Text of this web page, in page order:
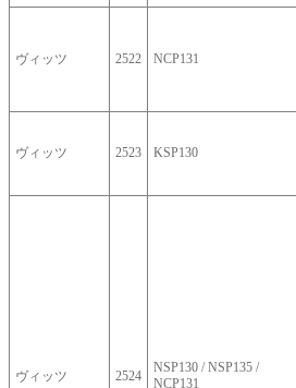
ヴィッツ 2522 NCP131
ヴィッツ 2523 KSP130
ヴィッツ 2524
NSP130 / NSP135 /
NCP131